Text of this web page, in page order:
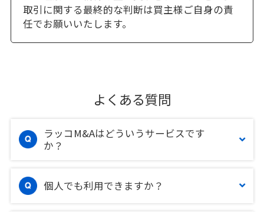
取引に関する最終的な判断は買主様ご自身の責
任でお願いいたします。
よくある質問
ラッコM&Aはどういうサービスです
か？
個人でも利用できますか？